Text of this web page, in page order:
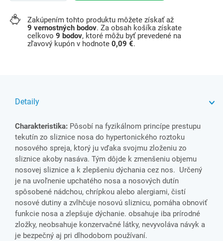
Zakúpením tohto produktu môžete získať až
9 vernostných bodov. Za obsah košíka získate
celkovo 9 bodov, ktoré môžu byť prevedené na
zľavový kupón v hodnote 0,09 €.
Detaily
Charakteristika: Pôsobí na fyzikálnom princípe prestupu
tekutín zo sliznice nosa do hypertonického roztoku
nosového spreja, ktorý ju vďaka svojmu zloženiu zo
sliznice akoby nasáva. Tým dôjde k zmenšeniu objemu
nosovej sliznice a k zlepšeniu dýchania cez nos. Určený
je na uvoľnenie upchatého nosa a nosových dutín
spôsobené nádchou, chrípkou alebo alergiami, čistí
nosové dutiny a zvlhčuje nosovú sliznicu, pomáha obnoviť
funkcie nosa a zlepšuje dýchanie. obsahuje iba prírodné
zložky, neobsahuje konzervačné látky, nevyvoláva návyk a
je bezpečný aj pri dlhodobom používaní.